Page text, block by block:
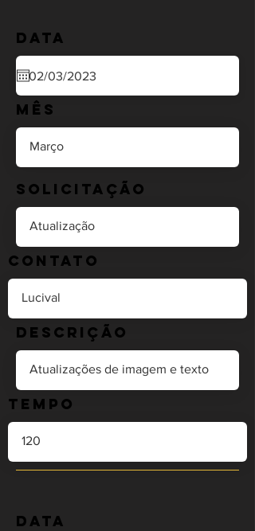
Data
Mês
Solicitação
Contato
Descrição
Tempo
Data